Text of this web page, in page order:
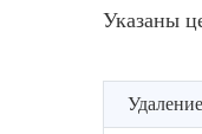
Указаны